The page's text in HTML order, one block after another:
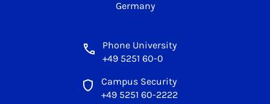
Germany
Phone University
+49 5251 60-0
Campus Security
+49 5251 60-2222